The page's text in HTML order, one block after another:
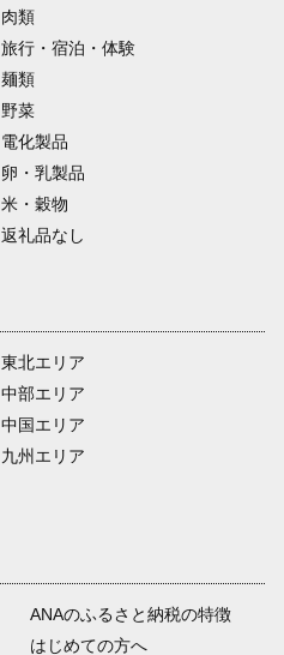
肉類
旅行・宿泊・体験
麺類
野菜
電化製品
卵・乳製品
米・穀物
返礼品なし
東北エリア
中部エリア
中国エリア
九州エリア
ANAのふるさと納税の特徴
はじめての方へ